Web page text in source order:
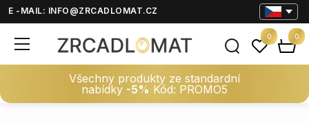
E -MAIL: INFO@ZRCADLOMAT.CZ
Všechny produkty ze standardní
nabídky -5% Kód: PROMO5
0 0